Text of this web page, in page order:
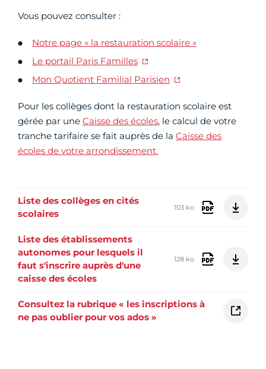
Vous pouvez consulter :
Notre page « la restauration scolaire »
Le portail Paris Familles
Mon Quotient Familial Parisien
Pour les collèges dont la restauration scolaire est
gérée par une Caisse des écoles, le calcul de votre
tranche tarifaire se fait auprès de la Caisse des
écoles de votre arrondissement.
Liste des collèges en cités
scolaires
103 ko
Liste des établissements
autonomes pour lesquels il
faut s'inscrire auprès d'une
caisse des écoles
128 ko
Consultez la rubrique « les inscriptions à
ne pas oublier pour vos ados »